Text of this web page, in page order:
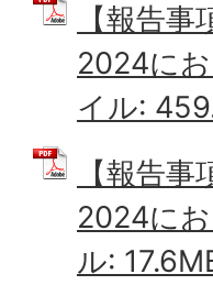
【報告
2024に
イル:
【報告
2024に
ル: